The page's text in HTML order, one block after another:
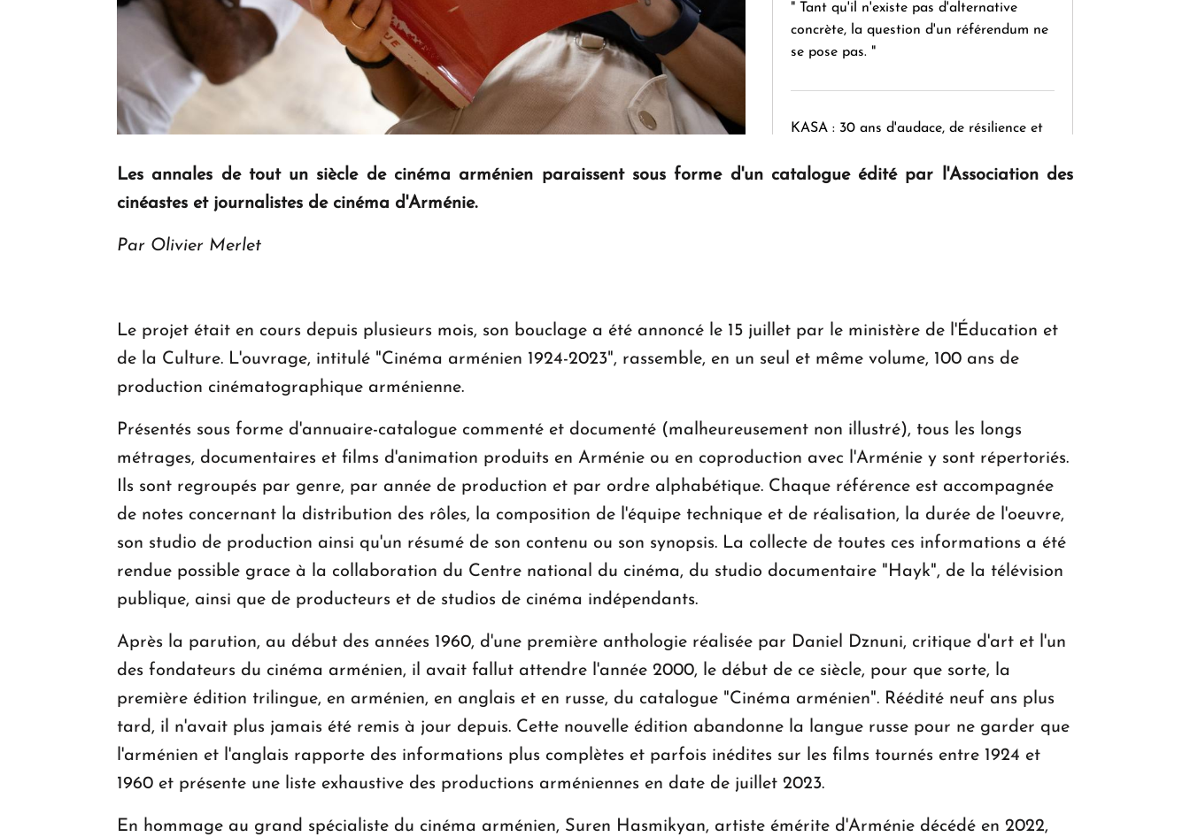
" Tant qu'il n'existe pas d'alternative
concrète, la question d'un référendum ne
se pose pas. "
KASA : 30 ans d'audace, de résilience et
Les annales de tout un siècle de cinéma arménien paraissent sous forme d'un catalogue édité par l'Association des
cinéastes et journalistes de cinéma d'Arménie.
Par Olivier Merlet
Le projet était en cours depuis plusieurs mois, son bouclage a été annoncé le 15 juillet par le ministère de l'Éducation et
de la Culture. L'ouvrage, intitulé "Cinéma arménien 1924-2023", rassemble, en un seul et même volume, 100 ans de
production cinématographique arménienne.
Présentés sous forme d'annuaire-catalogue commenté et documenté (malheureusement non illustré), tous les longs
métrages, documentaires et films d'animation produits en Arménie ou en coproduction avec l'Arménie y sont répertoriés.
Ils sont regroupés par genre, par année de production et par ordre alphabétique. Chaque référence est accompagnée
de notes concernant la distribution des rôles, la composition de l'équipe technique et de réalisation, la durée de l'oeuvre,
son studio de production ainsi qu'un résumé de son contenu ou son synopsis. La collecte de toutes ces informations a été
rendue possible grace à la collaboration du Centre national du cinéma, du studio documentaire "Hayk", de la télévision
publique, ainsi que de producteurs et de studios de cinéma indépendants.
Après la parution, au début des années 1960, d'une première anthologie réalisée par Daniel Dznuni, critique d'art et l'un
des fondateurs du cinéma arménien, il avait fallut attendre l'année 2000, le début de ce siècle, pour que sorte, la
première édition trilingue, en arménien, en anglais et en russe, du catalogue "Cinéma arménien". Réédité neuf ans plus
tard, il n'avait plus jamais été remis à jour depuis. Cette nouvelle édition abandonne la langue russe pour ne garder que
l'arménien et l'anglais rapporte des informations plus complètes et parfois inédites sur les films tournés entre 1924 et
1960 et présente une liste exhaustive des productions arméniennes en date de juillet 2023.
En hommage au grand spécialiste du cinéma arménien, Suren Hasmikyan, artiste émérite d'Arménie décédé en 2022,